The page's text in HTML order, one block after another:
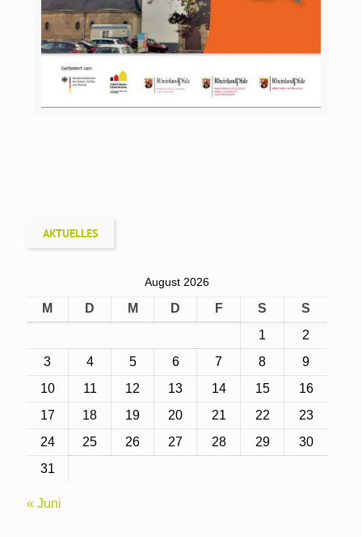
AKTUELLES
August 2026
M D M D F S
S
1
2
3
4 5 6 7 8
9
10
11 12 13 14 15
16
17
18 19 20 21 22
23
24
25 26 27 28 29
30
31
« Juni